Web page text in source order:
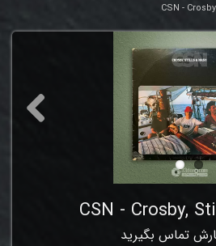
CSN -
CSN - Crosby,
تماس بگیرید